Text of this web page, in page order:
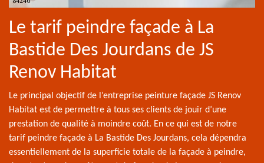
Le tarif peindre façade à La
Bastide Des Jourdans de JS
Renov Habitat
Le principal objectif de l’entreprise peinture façade JS Renov
Habitat est de permettre à tous ses clients de jouir d’une
prestation de qualité à moindre coût. En ce qui est de notre
tarif peindre façade à La Bastide Des Jourdans, cela dépendra
essentiellement de la superficie totale de la façade à peindre,